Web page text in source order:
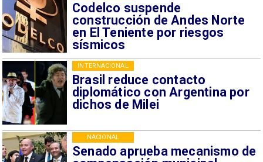
Codelco suspende
construcción de Andes Norte
en El Teniente por riesgos
sísmicos
Brasil reduce contacto
diplomático con Argentina por
dichos de Milei
INTERNACIONAL
Senado aprueba mecanismo de
NACIONAL